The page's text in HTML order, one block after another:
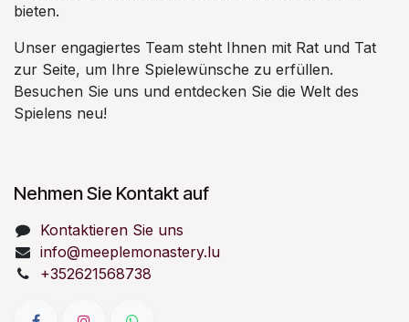
bieten.
Unser engagiertes Team steht Ihnen mit Rat und Tat
zur Seite, um Ihre Spielewünsche zu erfüllen.
Besuchen Sie uns und entdecken Sie die Welt des
Spielens neu!
Nehmen Sie Kontakt auf
Kontaktieren Sie uns
info@meeplemonastery.lu
+352621568738